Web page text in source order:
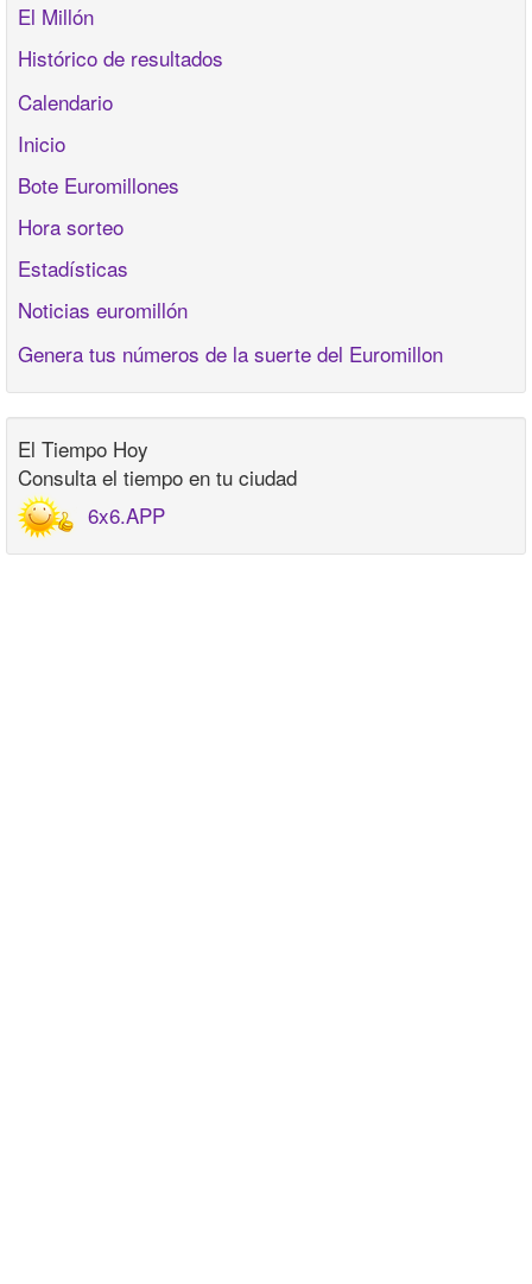
El Millón
Histórico de resultados
Calendario
Inicio
Bote Euromillones
Hora sorteo
Estadísticas
Noticias euromillón
Genera tus números de la suerte del Euromillon
El Tiempo Hoy
Consulta el tiempo en tu ciudad
6x6.APP